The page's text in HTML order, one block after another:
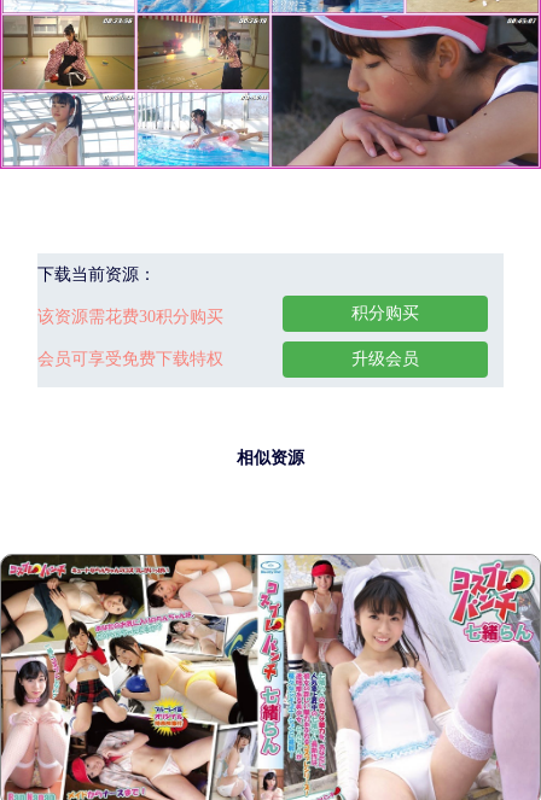
下载当前资源：
该资源需花费30积分购买
会员可享受免费下载特权
积分购买
升级会员
相似资源